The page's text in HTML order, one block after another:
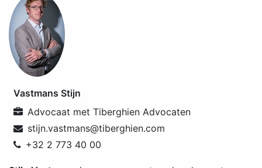
Vastmans Stijn
Advocaat met Tiberghien Advocaten
stijn.vastmans@tiberghien.com
+32 2 773 40 00